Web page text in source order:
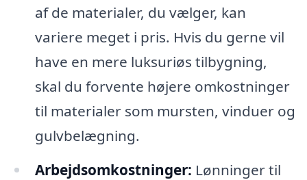
af de materialer, du vælger, kan
variere meget i pris. Hvis du gerne vil
have en mere luksuriøs tilbygning,
skal du forvente højere omkostninger
til materialer som mursten, vinduer og
gulvbelægning.
Arbejdsomkostninger: Lønninger til